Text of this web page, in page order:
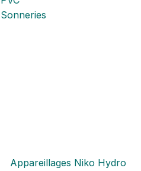
Sonneries
Appareillages Niko Hydro